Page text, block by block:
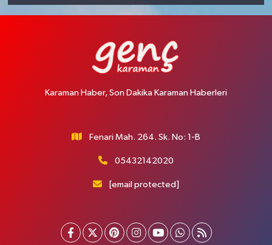
Karaman Haber, Son Dakika Karaman Haberleri
Fenari Mah. 264. Sk. No: 1-B
05432142020
[email protected]